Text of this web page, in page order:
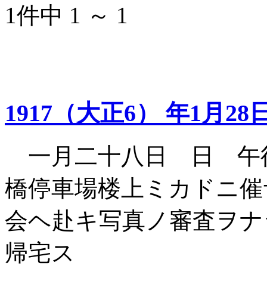
1件中 1 ～ 1
1917（大正6） 年1月28
一月二十八日 日 午
橋停車場楼上ミカドニ
会ヘ赴キ写真ノ審査ヲ
帰宅ス